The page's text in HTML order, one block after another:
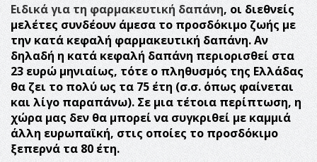
Ειδικά για τη φαρμακευτική δαπάνη, οι διεθνείς
μελέτες συνδέουν άμεσα το προσδόκιμο ζωής με
την κατά κεφαλή φαρμακευτική δαπάνη.Αν
δηλαδή η κατά κεφαλή δαπάνη περιορισθεί στα
23 ευρώ μηνιαίως, τότε ο πληθυσμός της Ελλάδας
θα ζει το πολύ ως τα 75 έτη (σ.σ. όπως φαίνεται
και λίγο παραπάνω). Σε μια τέτοια περίπτωση, η
χώρα μας δεν θα μπορεί να συγκριθεί με καμμιά
άλλη ευρωπαϊκή, στις οποίες το προσδόκιμο
ξεπερνά τα 80 έτη.